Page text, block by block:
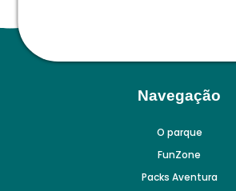
Navegação
O parque
FunZone
Packs Aventura